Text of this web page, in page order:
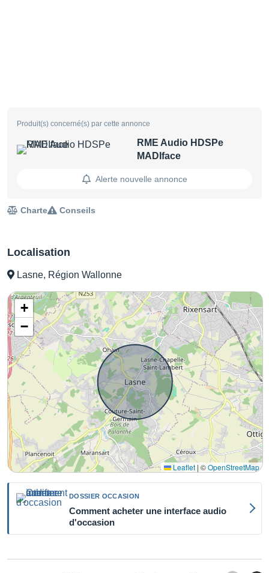
Localisation
Lasne, Région Wallonne
+
−
Leaflet | ©OpenStreetMap
DOSSIER OCCASION
Comment acheter une interface audio
d'occasion
Produit(s) concerné(s) par cette annonce
RME Audio HDSPe
MADIface
Alerte nouvelle annonce
Charte Conseils